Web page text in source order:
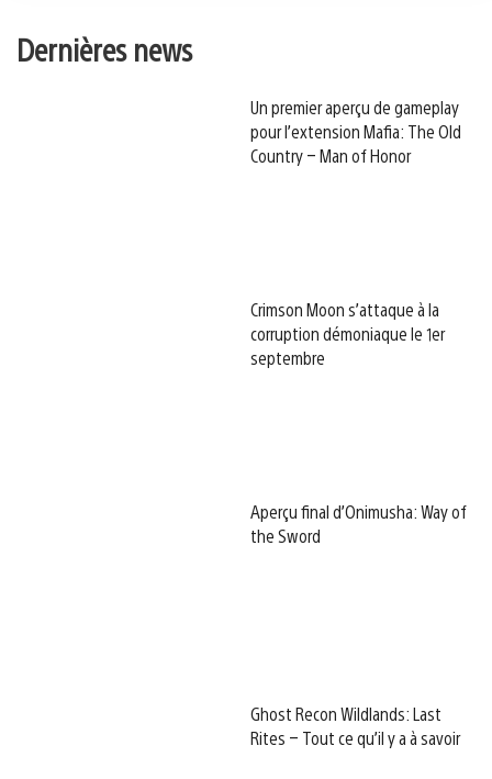
Dernières news
Un premier aperçu de gameplay
pour l’extension Mafia: The Old
Country – Man of Honor
Crimson Moon s’attaque à la
corruption démoniaque le 1er
septembre
Aperçu final d’Onimusha: Way of
the Sword
Ghost Recon Wildlands: Last
Rites – Tout ce qu’il y a à savoir